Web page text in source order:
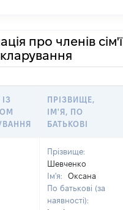
про членів сім'ї
ПРІЗВИЩЕ,
ІМ'Я, ПО
БАТЬКОВІ
Прізвище:
Шевченко
Ім'я:
Оксана
По батькові (за
наявності):